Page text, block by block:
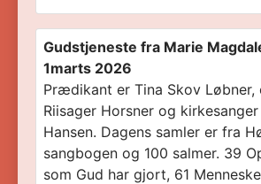
Gudstjeneste fra Marie
1marts 2026
Prædikant er Tina Skov Løbner,
Riisager Horsner og
Hansen. Dagens samler er fra
sangbogen og 100 salmer. 39
som Gud har gjort, 61